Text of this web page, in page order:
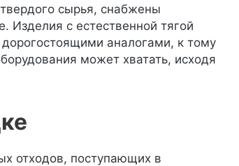
сырья, снабжены
с естественной тягой
аналогами, к тому
может хватать, исходя
отходов, поступающих в